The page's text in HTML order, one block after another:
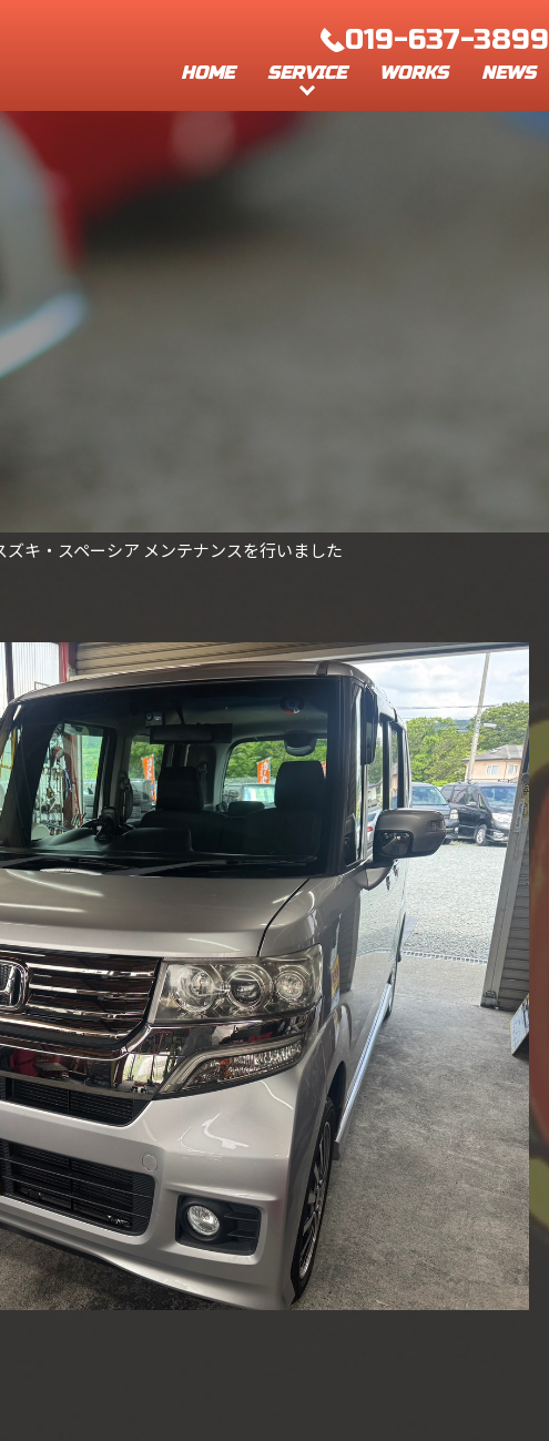
019-637-3899
HOME SERVICE WORKS NEWS
ズキ・スペーシア メンテナンスを行いました